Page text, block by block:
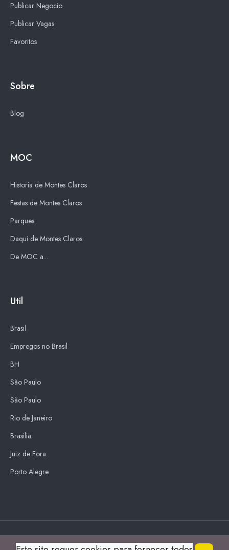
Publicar Negocio
Publicar Vagas
Favoritos
Sobre
Blog
MOC
Historia de Montes Claros
Festas de Montes Claros
Parques
Daqui de Montes Claros
De MOC a...
Util
Brasil
Empregos no Brasil
BH
São Paulo
São Paulo
Rio de Janeiro
Brasilia
Juiz de Fora
Porto Alegre
Blue Sky